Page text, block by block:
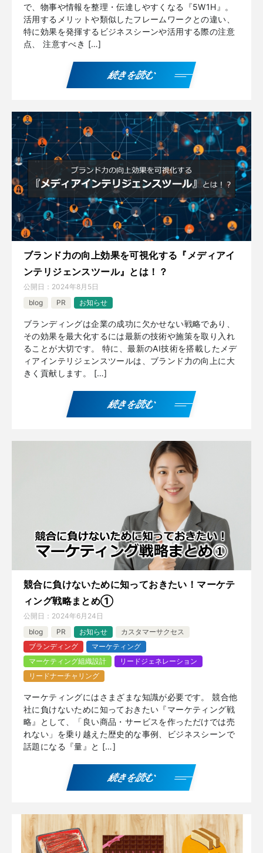
で、物事や情報を整理・伝達しやすくなる『5W1H』。
活用するメリットや類似したフレームワークとの違い、
特に効果を発揮するビジネスシーンや活用する際の注意
点、 注意すべき […]
続きを読む
ブランド力の向上効果を可視化する『メディアイ
ンテリジェンスツール』とは！？
公開日： 2024年8月5日
blog
PR お知らせ
ブランディングは企業の成功に欠かせない戦略であり、
その効果を最大化するには最新の技術や施策を取り入れ
ることが大切です。 特に、最新のAI技術を搭載したメデ
ィアインテリジェンスツールは、ブランド力の向上に大
きく貢献します。 […]
続きを読む
競合に負けないために知っておきたい！マーケテ
ィング戦略まとめ①
公開日： 2024年6月24日
blog
PR お知らせ
カスタマーサクセス
ブランディング
マーケティング
マーケティング組織設計
リードジェネレーション
リードナーチャリング
マーケティングにはさまざまな知識が必要です。 競合他
社に負けないために知っておきたい『マーケティング戦
略』として、「良い商品・サービスを作っただけでは売
れない」を乗り越えた歴史的な事例、ビジネスシーンで
話題になる『量』と […]
続きを読む